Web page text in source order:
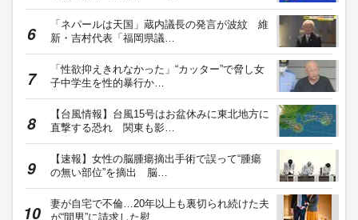
「ネパールは天国」蔵内議長の発言が波紋 維
新・吉村代表「福岡県議…
「性欲抑えきれなかった」“カッター”で脅し女
子中学生を性的暴行か…
【台風情報】台風15号はお盆休みに東北地方に
直撃する恐れ 関東も影…
【速報】女性の脳腫瘍摘出手術で誤って“腫瘍
の無い部位”を摘出 脳…
妻が自宅で不倫…20年以上も裏切られ続けた夫
が“間男”に請求した慰…